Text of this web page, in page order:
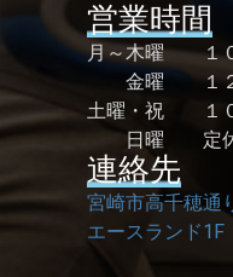
営業時間
月～木曜 １０
金曜 １２：
土曜・祝 １０
日曜 定休
連絡先
宮崎市高千穂通
エースランド1F